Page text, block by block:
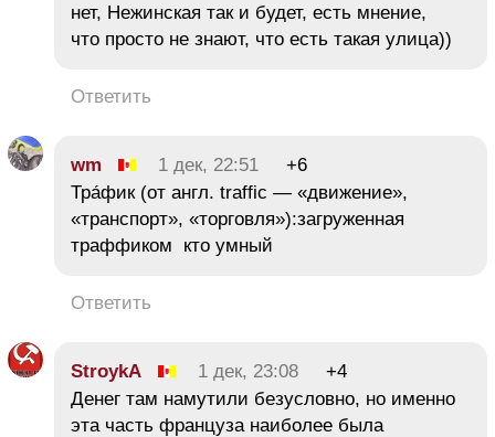
нет, Нежинская так и будет, есть мнение,
что просто не знают, что есть такая улица))
Ответить
wm 1 дек, 22:51
+6
Тра́фик (от англ. traffic — «движение»,
«транспорт», «торговля»):загруженная
траффиком кто умный
Ответить
StroykA 1 дек, 23:08
+4
Денег там намутили безусловно, но именно
эта часть француза наиболее была